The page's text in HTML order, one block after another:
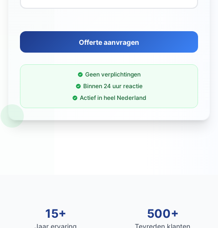
Offerte aanvragen
Geen verplichtingen
Binnen 24 uur reactie
Actief in heel Nederland
15+
Jaar ervaring
500+
Tevreden klanten